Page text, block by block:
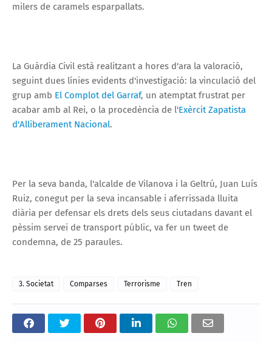
milers de caramels esparpallats.
La Guàrdia Civil està realitzant a hores d'ara la valoració,
seguint dues línies evidents d'investigació: la vinculació del
grup amb El Complot del Garraf, un atemptat frustrat per
acabar amb al Rei, o la procedència de l'Exèrcit Zapatista
d'Alliberament Nacional.
Per la seva banda, l'alcalde de Vilanova i la Geltrú, Juan Luís
Ruiz, conegut per la seva incansable i aferrissada lluita
diària per defensar els drets dels seus ciutadans davant el
pèssim servei de transport públic, va fer un tweet de
condemna, de 25 paraules.
3. Societat Comparses Terrorisme Tren